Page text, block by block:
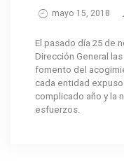
mayo 15, 2018
El pasado día 25 de
Dirección General
fomento del
cada entidad
complicado año y la
esfuerzos.